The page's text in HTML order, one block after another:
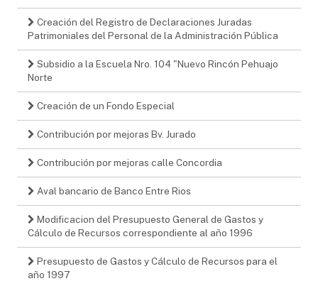
Creación del Registro de Declaraciones Juradas
Patrimoniales del Personal de la Administración Pública
Subsidio a la Escuela Nro. 104 "Nuevo Rincón Pehuajo
Norte
Creación de un Fondo Especial
Contribución por mejoras Bv. Jurado
Contribución por mejoras calle Concordia
Aval bancario de Banco Entre Rios
Modificacion del Presupuesto General de Gastos y
Cálculo de Recursos correspondiente al año 1996
Presupuesto de Gastos y Cálculo de Recursos para el
año 1997